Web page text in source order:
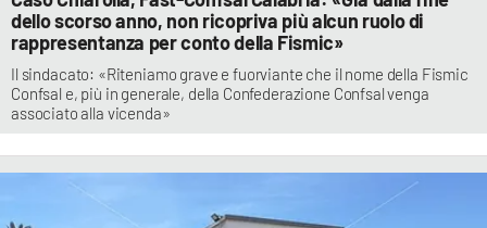
dello scorso anno, non ricopriva più alcun ruolo di
rappresentanza per conto della Fismic»
Il sindacato: «Riteniamo grave e fuorviante che il nome della Fismic
Confsal e, più in generale, della Confederazione Confsal venga
associato alla vicenda»